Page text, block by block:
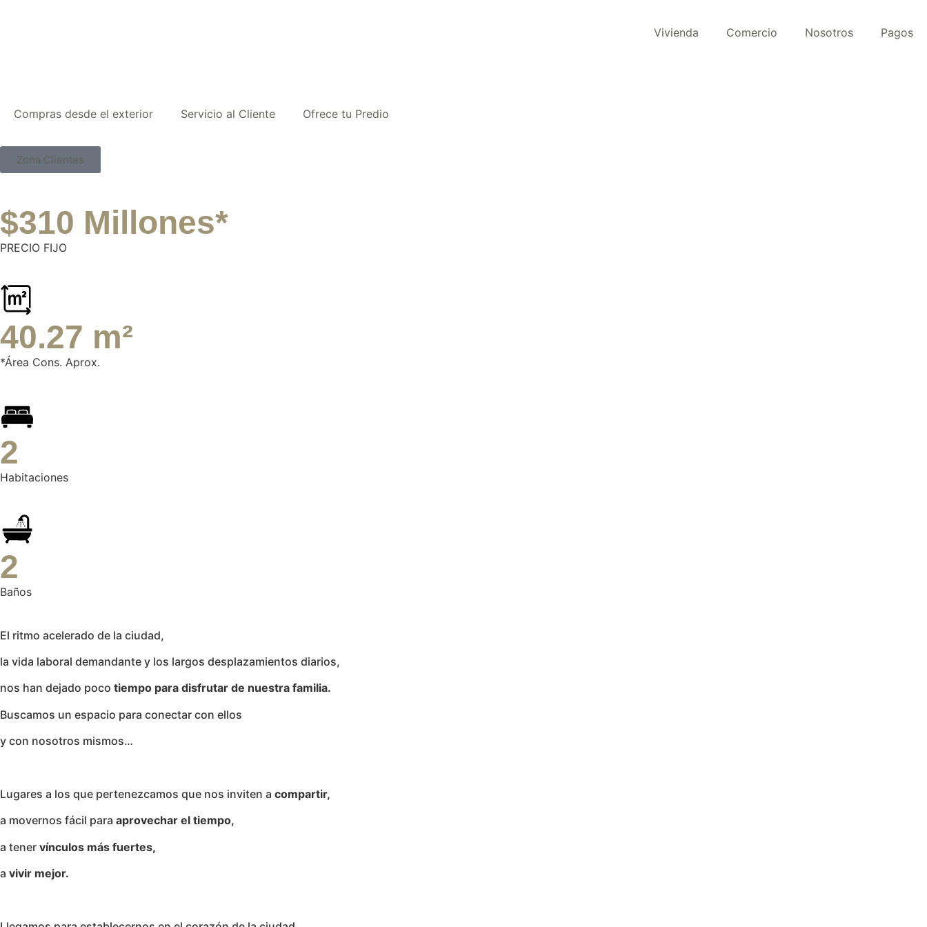
Vivienda Comercio Nosotros Pagos
Compras desde el exterior Servicio al Cliente Ofrece tu Predio
Zona Clientes
$310 Millones*
PRECIO FIJO
40.27 m²
*Área Cons. Aprox.
2
Habitaciones
2
Baños
El ritmo acelerado de la ciudad,
la vida laboral demandante y los largos desplazamientos diarios,
nos han dejado poco tiempo para disfrutar de nuestra familia.
Buscamos un espacio para conectar con ellos
y con nosotros mismos…
Lugares a los que pertenezcamos que nos inviten a compartir,
a movernos fácil para aprovechar el tiempo,
a tener vínculos más fuertes,
a vivir mejor.